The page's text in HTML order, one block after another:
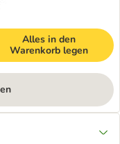
Alles in den
Warenkorb legen